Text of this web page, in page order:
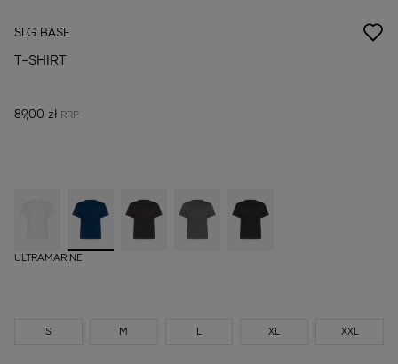
SLG BASE
T-SHIRT
89,00 zł
ULTRAMARINE
S M L XL XXL